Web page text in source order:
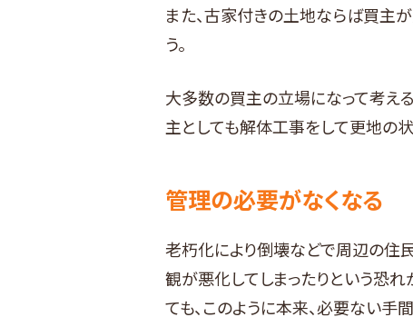
また、古家付きの土地ならば買主
う。
大多数の買主の立場になって考え
主としても解体工事をして更地の
管理の必要がなくなる
老朽化により倒壊などで周辺の住
観が悪化してしまったりという恐
ても、このように本来、必要ない手